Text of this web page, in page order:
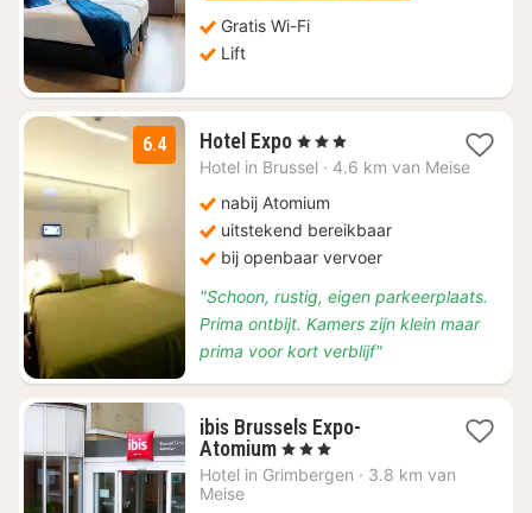
Gratis Wi-Fi
Lift
6.4 Hotel Expo1
nacht
€
89
, 3 Sterren
Hotel in Brussel · 4.6 km van Meise
nabij Atomium
uitstekend bereikbaar
bij openbaar vervoer
"Schoon, rustig, eigen parkeerplaats.
Prima ontbijt. Kamers zijn klein maar
prima voor kort verblijf"
ibis Brussels Expo-
Atomium1
nacht
vanaf
, 3 Sterren
Hotel in Grimbergen · 3.8 km van
Meise